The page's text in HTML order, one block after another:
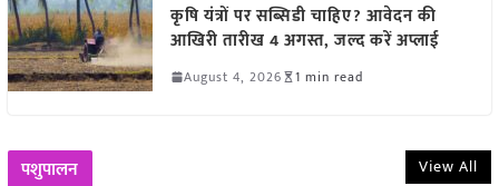
कृषि यंत्रों पर सब्सिडी चाहिए? आवेदन की
आखिरी तारीख 4 अगस्त, जल्द करें अप्लाई
August 4, 2026 1 min read
पशुपालन View All